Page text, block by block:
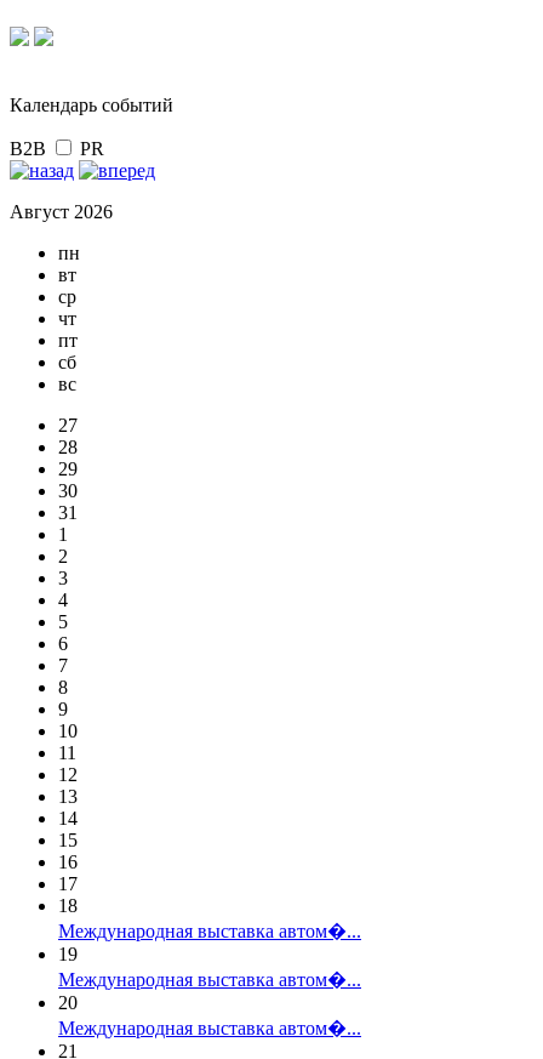
Календарь событий
B2B PR
Август 2026
пн
вт
ср
чт
пт
сб
вс
27
28
29
30
31
1
2
3
4
5
6
7
8
9
10
11
12
13
14
15
16
17
18
Международная выставка автом�...
19
Международная выставка автом�...
20
Международная выставка автом�...
21